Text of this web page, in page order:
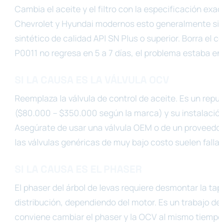
Cambia el aceite y el filtro con la especificación
Chevrolet y Hyundai modernos esto generalmente
sintético de calidad API SN Plus o superior. Borra el
P0011 no regresa en 5 a 7 días, el problema estaba
Reemplaza la válvula de control de aceite. Es un
($80.000 – $350.000 según la marca) y su
Asegúrate de usar una válvula OEM o de un
las válvulas genéricas de muy bajo costo suelen
El phaser del árbol de levas requiere desmontar la
distribución, dependiendo del motor. Es un trabajo
conviene cambiar el phaser y la OCV al mismo